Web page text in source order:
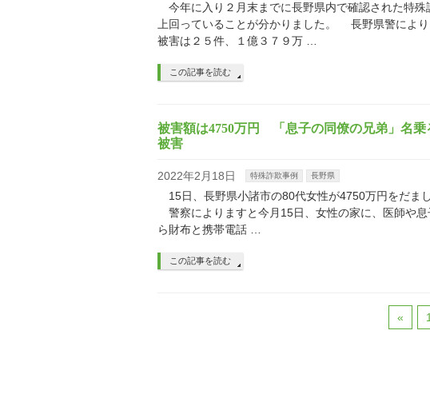
今年に入り２月末までに長野県内で確認された特
上回っていることが分かりました。 長野県警によ
被害は２５件、１億３７９万 …
この記事を読む
被害額は4750万円 「息子の同僚の兄弟」名
被害
2022年2月18日 特殊詐欺事例 長野県
15日、長野県小諸市の80代女性が4750万円をだま
警察によりますと今月15日、女性の家に、医師や
ら財布と携帯電話 …
この記事を読む
« 1